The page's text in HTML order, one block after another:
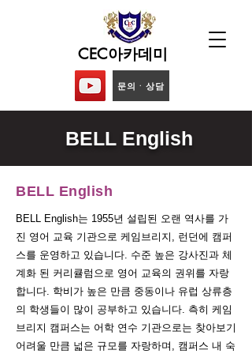
CEC아카데미
문의ᆞ상담
BELL English
BELL English
BELL English는 1955년 설립된 오랜 역사를 가
진 영어 교육 기관으로 케임브리지, 런던에 캠퍼
스를 운영하고 있습니다. 수준 높은 강사진과 체
계화 된 커리큘럼으로 영어 교육의 권위를 자랑
합니다. 학비가 높은 만큼 중동이나 유럽 상류층
의 학생들이 많이 공부하고 있습니다. 측히 케임
브리지 캠퍼스는 어학 연수 기관으로는 찾아보기
어려울 만큼 넓은 규모를 자랑하며, 캠퍼스 내 숙